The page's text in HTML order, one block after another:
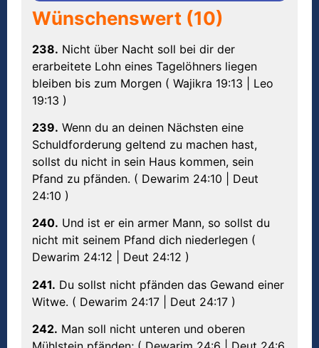
Wünschenswert (10)
238. Nicht über Nacht soll bei dir der
erarbeitete Lohn eines Tagelöhners liegen
bleiben bis zum Morgen ( Wajikra 19:13 | Leo
19:13 )
239. Wenn du an deinen Nächsten eine
Schuldforderung geltend zu machen hast,
sollst du nicht in sein Haus kommen, sein
Pfand zu pfänden. ( Dewarim 24:10 | Deut
24:10 )
240. Und ist er ein armer Mann, so sollst du
nicht mit seinem Pfand dich niederlegen (
Dewarim 24:12 | Deut 24:12 )
241. Du sollst nicht pfänden das Gewand einer
Witwe. ( Dewarim 24:17 | Deut 24:17 )
242. Man soll nicht unteren und oberen